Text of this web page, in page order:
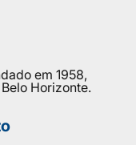
em 1958,
Horizonte.